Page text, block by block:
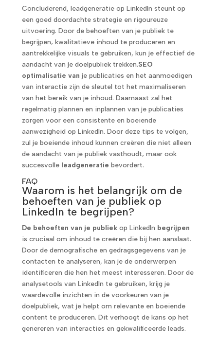
Concluderend, leadgeneratie op LinkedIn steunt op
een goed doordachte strategie en rigoureuze
uitvoering. Door de behoeften van je publiek te
begrijpen, kwalitatieve inhoud te produceren en
aantrekkelijke visuals te gebruiken, kun je effectief de
aandacht van je doelpubliek trekken.SEO
optimalisatie van je publicaties en het aanmoedigen
van interactie zijn de sleutel tot het maximaliseren
van het bereik van je inhoud. Daarnaast zal het
regelmatig plannen en inplannen van je publicaties
zorgen voor een consistente en boeiende
aanwezigheid op LinkedIn. Door deze tips te volgen,
zul je boeiende inhoud kunnen creëren die niet alleen
de aandacht van je publiek vasthoudt, maar ook
succesvolle leadgeneratie bevordert.
FAQ
Waarom is het belangrijk om de
behoeften van je publiek op
LinkedIn te begrijpen?
De behoeften van je publiekop LinkedIn begrijpen
is cruciaal om inhoud te creëren die bij hen aanslaat.
Door de demografische en gedragsgegevens van je
contacten te analyseren, kan je de onderwerpen
identificeren die hen het meest interesseren. Door de
analysetools van LinkedIn te gebruiken, krijg je
waardevolle inzichten in de voorkeuren van je
doelpubliek, wat je helpt om relevante en boeiende
content te produceren. Dit verhoogt de kans op het
genereren van interacties en gekwalificeerde leads.